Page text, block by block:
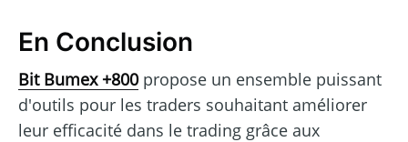
En Conclusion
Bit Bumex +800propose un ensemble puissant
d'outils pour les traders souhaitant améliorer
leur efficacité dans le trading grâce aux